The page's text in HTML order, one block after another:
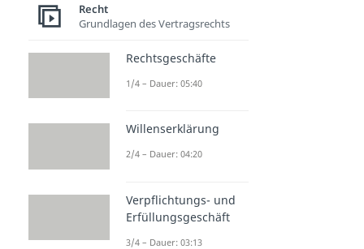
Recht
Grundlagen des Vertragsrechts
Rechtsgeschäfte
1/4 – Dauer: 05:40
Willenserklärung
2/4 – Dauer: 04:20
Verpflichtungs- und
Erfüllungsgeschäft
3/4 – Dauer: 03:13